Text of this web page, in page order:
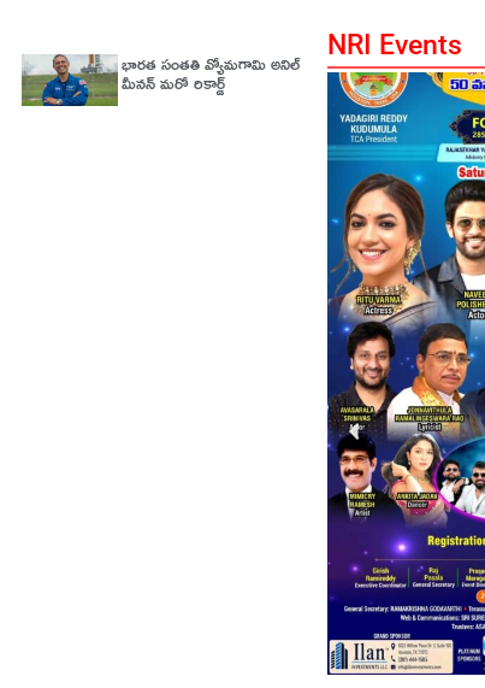
భారత సంతతి వ్యోమగామి అనిల్‌
మీనన్‌ మరో రికార్డ్‌
NRI Events